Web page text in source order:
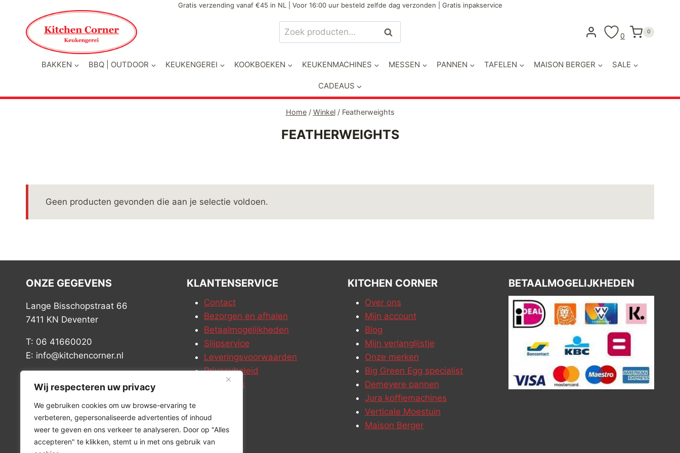
Wij respecteren uw privacy
We gebruiken cookies om uw browse-ervaring te
verbeteren, gepersonaliseerde advertenties of inhoud
weer te geven en ons verkeer te analyseren. Door op "Alles
accepteren" te klikken, stemt u in met ons gebruik van
inhoud
Gratis verzending vanaf €45 in NL | Voor 16:00 uur besteld zelfde dag verzonden | Gratis inpakservice
Zoeken
naar:
Zoeken 0 0
BAKKEN BBQ | OUTDOOR KEUKENGEREI KOOKBOEKEN KEUKENMACHINES MESSEN PANNEN TAFELEN MAISON BERGER SALE
CADEAUS
Home / Winkel / Featherweights
FEATHERWEIGHTS
Geen producten gevonden die aan je selectie voldoen.
ONZE GEGEVENS
Lange Bisschopstraat 66
7411 KN Deventer
T: 06 41660020
E: info@kitchencorner.nl
BTW: NL868888989B01
KLANTENSERVICE
Contact
Bezorgen en afhalen
Betaalmogelijkheden
Slijpservice
Leveringsvoorwaarden
Privacybeleid
Vacatures
KITCHEN CORNER
Over ons
Mijn account
Blog
Mijn verlanglijstje
Onze merken
Big Green Egg specialist
Demeyere pannen
Jura koffiemachines
Verticale Moestuin
Maison Berger
BETAALMOGELIJKHEDEN